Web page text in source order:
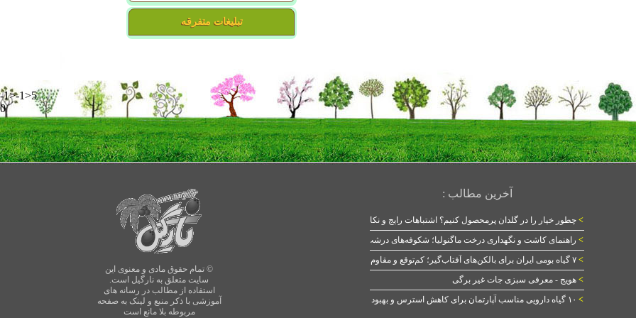
تبلیغات متفرقه
-1>-1>5
0
© تمام حقوق مادی و معنوی این
سایت متعلق به نارگیل است.
استفاده از مطالب در رسانه های
آموزشی با ذکر منبع و لینک به صفحه
مربوطه بلا مانع است
آخرین مطالب :
> چطور خیار را در گلدان پرمحصول کنیم؟ اشتباهات رایج و نکات طلایی
> راهنمای کاشت و نگهداری درخت ماگنولیا؛ شکوفه‌های درشت در بهار
> ۷ گیاه بومی ایران برای بالکن‌های آفتاب‌گیر؛ کم‌توقع و مقاوم
> هویج - معرفی سبزی جات غیر برگی
> ۱۰ گیاه دارویی مناسب آپارتمان برای کاهش استرس و بهبود خواب